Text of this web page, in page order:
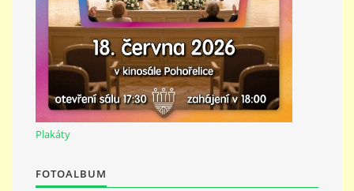
ZUŠ Pohořelice
Školní 462
Pohořelice
691 23
Plakáty
FOTOALBUM